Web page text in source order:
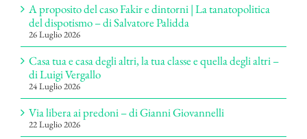
A proposito del caso Fakir e dintorni | La tanatopolitica
del dispotismo – di Salvatore Palidda
26 Luglio 2026
Casa tua e casa degli altri, la tua classe e quella degli altri –
di Luigi Vergallo
24 Luglio 2026
Via libera ai predoni – di Gianni Giovannelli
22 Luglio 2026